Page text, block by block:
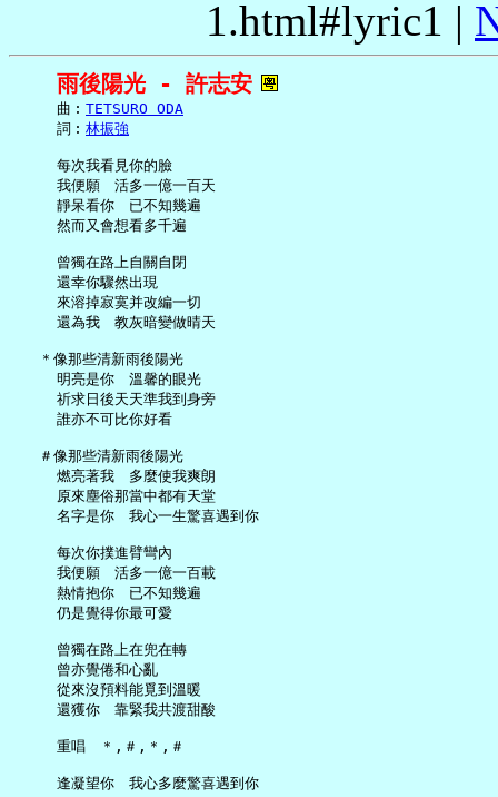
1.html#lyric1 |
雨後陽光 - 許志安
     曲︰
TETSURO ODA
     詞︰
林振強
     每次我看見你的臉
     我便願　活多一億一百天
     靜呆看你　已不知幾遍
     然而又會想看多千遍
     曾獨在路上自關自閉
     還幸你驟然出現
     來溶掉寂寞并改編一切
     還為我　教灰暗變做晴天
   ＊像那些清新雨後陽光
     明亮是你　溫馨的眼光
     祈求日後天天準我到身旁
     誰亦不可比你好看
   ＃像那些清新雨後陽光
     燃亮著我　多麼使我爽朗
     原來塵俗那當中都有天堂
     名字是你　我心一生驚喜遇到你
     每次你撲進臂彎內
     我便願　活多一億一百載
     熱情抱你　已不知幾遍
     仍是覺得你最可愛
     曾獨在路上在兜在轉
     曾亦覺倦和心亂
     從來沒預料能覓到溫暖
     還獲你　靠緊我共渡甜酸
     重唱　＊,＃,＊,＃